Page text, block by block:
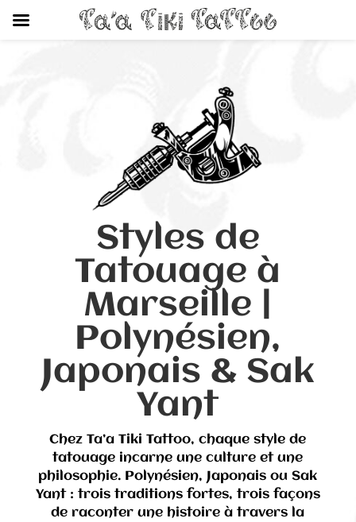
Styles de
Tatouage à
Marseille |
Polynésien,
Japonais & Sak
Yant
Chez Ta’a Tiki Tattoo, chaque style de
tatouage incarne une culture et une
philosophie. Polynésien, Japonais ou Sak
Yant : trois traditions fortes, trois façons
de raconter une histoire à travers la